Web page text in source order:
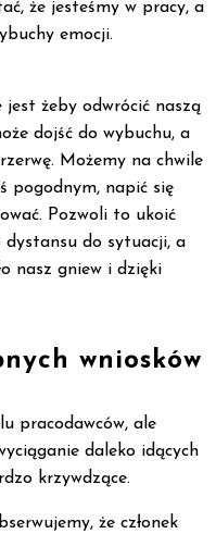
że jesteśmy w pracy, a
emocji.
jest żeby odwrócić naszą
dojść do wybuchu, a
Możemy na chwile
pogodnym, napić się
Pozwoli to ukoić
dystansu do sytuacji, a
nasz gniew i dzięki
wniosków
pracodawców, ale
daleko idących
krzywdzące.
że członek